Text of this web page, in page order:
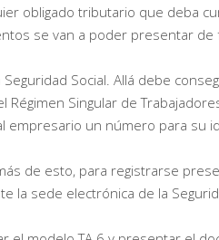
obligado tributario que deba
se van a poder presentar
Social. Allá debe
Régimen Singular de
empresario un número para su
de esto, para registrarse
la sede electrónica de la